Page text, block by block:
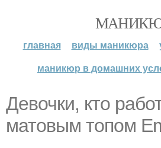
главная виды маникюра
маникюр в домашних
Девочки, кто
матовым топом